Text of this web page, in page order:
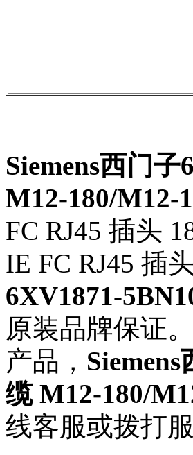
Siemens西门
M12-180/M12-
FC RJ45 插头
IE FC RJ45 插
6XV1871-
原装品牌保证。
产品，
缆 M12-180/
线客服或拨打服